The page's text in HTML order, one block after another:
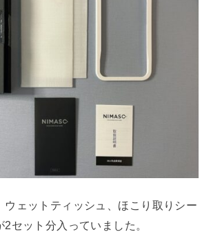
ウェットティッシュ、ほこり取りシー
セット分入っていました。